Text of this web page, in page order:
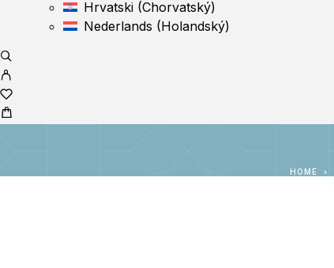
Hrvatski (Chorvatský)
Nederlands (Holandský)
HOME